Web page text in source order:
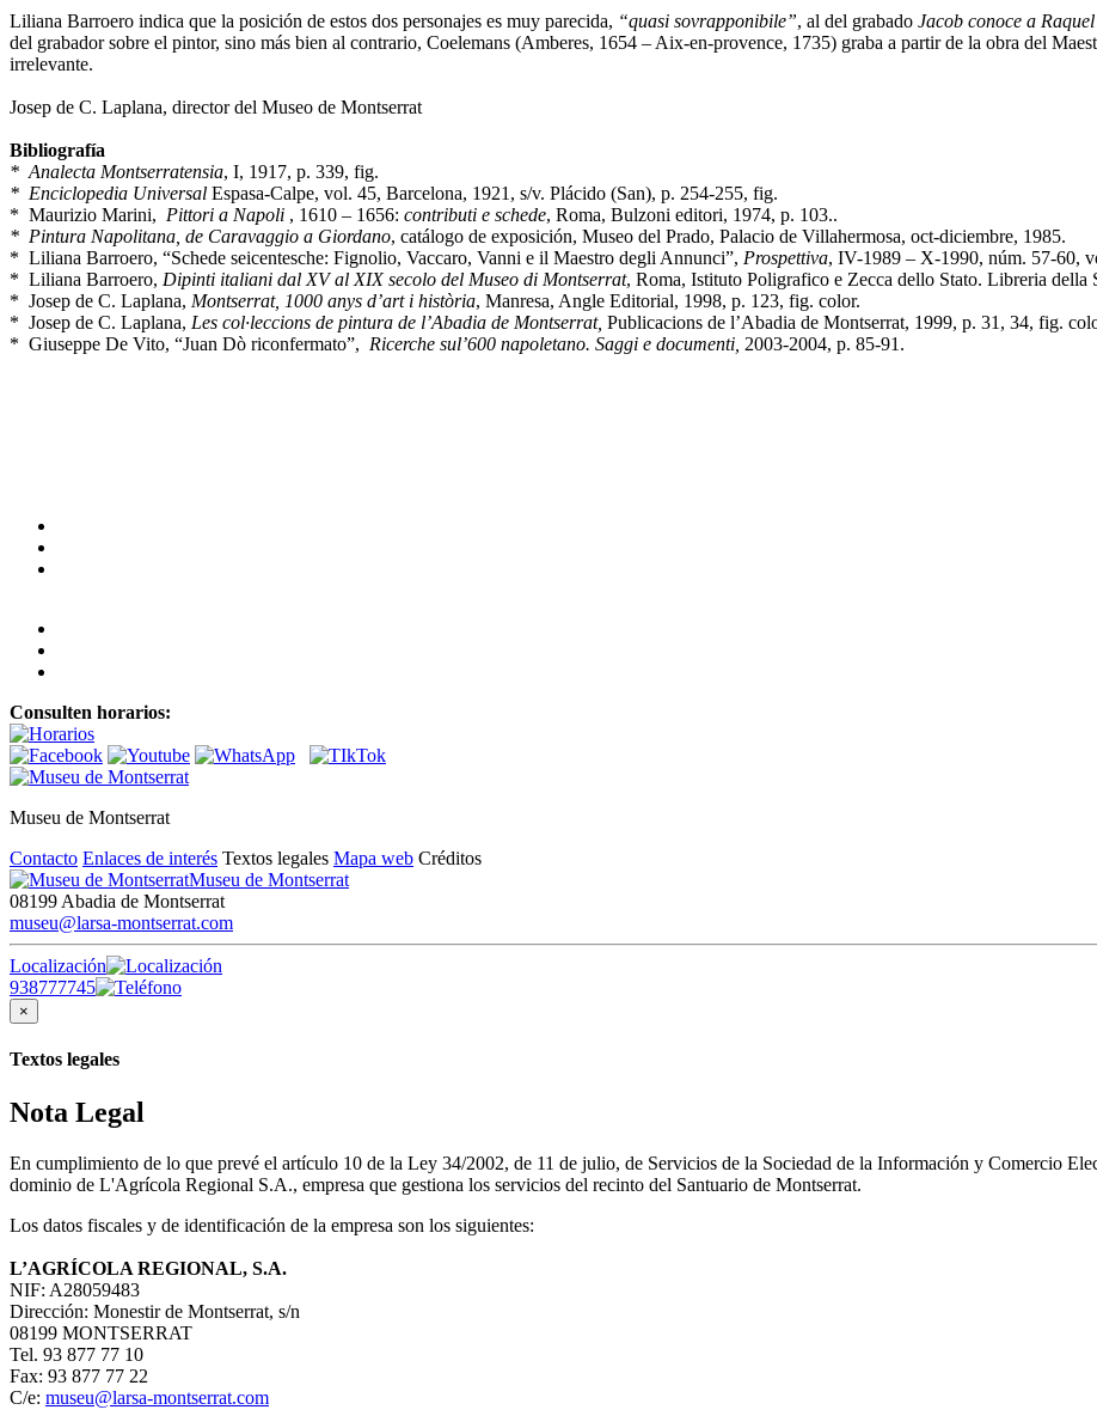
Liliana Barroero indica que la posición de estos dos personajes es muy parecida, “quasi sovrapponibile”, al del grabado Jacob conoce a Raquel
del grabador sobre el pintor, sino más bien al contrario, Coelemans (Amberes, 1654 – Aix-en-provence, 1735) graba a partir de la obra del
irrelevante.
Josep de C. Laplana, director del Museo de Montserrat
Bibliografía
* Analecta Montserratensia, I, 1917, p. 339, fig.
* Enciclopedia Universal Espasa-Calpe, vol. 45, Barcelona, 1921, s/v. Plácido (San), p. 254-255, fig.
* Maurizio Marini, Pittori a Napoli , 1610 – 1656: contributi e schede, Roma, Bulzoni editori, 1974, p. 103..
* Pintura Napolitana, de Caravaggio a Giordano, catálogo de exposición, Museo del Prado, Palacio de Villahermosa, oct-diciembre, 1985.
* Liliana Barroero, “Schede seicentesche: Fignolio, Vaccaro, Vanni e il Maestro degli Annunci”, Prospettiva, IV-1989 – X-1990, núm. 57-60,
* Liliana Barroero, Dipinti italiani dal XV al XIX secolo del Museo di Montserrat, Roma, Istituto Poligrafico e Zecca dello Stato. Libreria della
* Josep de C. Laplana, Montserrat, 1000 anys d’art i història, Manresa, Angle Editorial, 1998, p. 123, fig. color.
* Josep de C. Laplana, Les col·leccions de pintura de l’Abadia de Montserrat, Publicacions de l’Abadia de Montserrat, 1999, p. 31, 34, fig.
* Giuseppe De Vito, “Juan Dò riconfermato”, Ricerche sul’600 napoletano. Saggi e documenti, 2003-2004, p. 85-91.
Consulten horarios:
Museu de Montserrat
Contacto Enlaces de interés Textos legales Mapa web Créditos
Museu de Montserrat
08199 Abadia de Montserrat
museu@larsa-montserrat.com
Localización
938777745
×
Textos legales
Nota Legal
En cumplimiento de lo que prevé el artículo 10 de la Ley 34/2002, de 11 de julio, de Servicios de la Sociedad de la Información y Comercio
dominio de L'Agrícola Regional S.A., empresa que gestiona los servicios del recinto del Santuario de Montserrat.
Los datos fiscales y de identificación de la empresa son los siguientes:
L’AGRÍCOLA REGIONAL, S.A.
NIF: A28059483
Dirección: Monestir de Montserrat, s/n
08199 MONTSERRAT
Tel. 93 877 77 10
Fax: 93 877 77 22
C/e: museu@larsa-montserrat.com